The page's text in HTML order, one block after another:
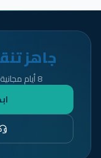
جاهز
8 أيام مجانية — لا بطاقة ائتمانية — لا التزامات